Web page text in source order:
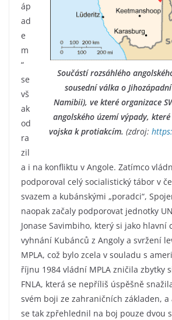
Součástí rozsáhlého
sousední válka o
Namibii), ve které organizace
angolského území výpady,
vojska k protiakcím. (zdroj:
áp
ad
e
m
“
se
vš
ak
od
ra
zil
a i na konfliktu v Angole. Zatímco
podporoval celý socialistický tábor v
svazem a kubánskými „poradci“,
naopak začaly podporovat jednotky
Jonase Savimbiho, který si jako hlavní
vyhnání Kubánců z Angoly a svržení
MPLA, což bylo zcela v souladu s
říjnu 1984 vládní MPLA zničila zbytky
FNLA, která se nepříliš úspěšně
svém boji ze zahraničních základen,
se tak zpřehlednil na boj pouze dvou